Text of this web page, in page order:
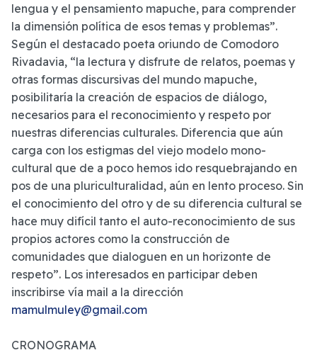
lengua y el pensamiento mapuche, para comprender
la dimensión política de esos temas y problemas”.
Según el destacado poeta oriundo de Comodoro
Rivadavia, “la lectura y disfrute de relatos, poemas y
otras formas discursivas del mundo mapuche,
posibilitaría la creación de espacios de diálogo,
necesarios para el reconocimiento y respeto por
nuestras diferencias culturales. Diferencia que aún
carga con los estigmas del viejo modelo mono-
cultural que de a poco hemos ido resquebrajando en
pos de una pluriculturalidad, aún en lento proceso. Sin
el conocimiento del otro y de su diferencia cultural se
hace muy difícil tanto el auto-reconocimiento de sus
propios actores como la construcción de
comunidades que dialoguen en un horizonte de
respeto”. Los interesados en participar deben
inscribirse vía mail a la dirección
mamulmuley@gmail.com
CRONOGRAMA